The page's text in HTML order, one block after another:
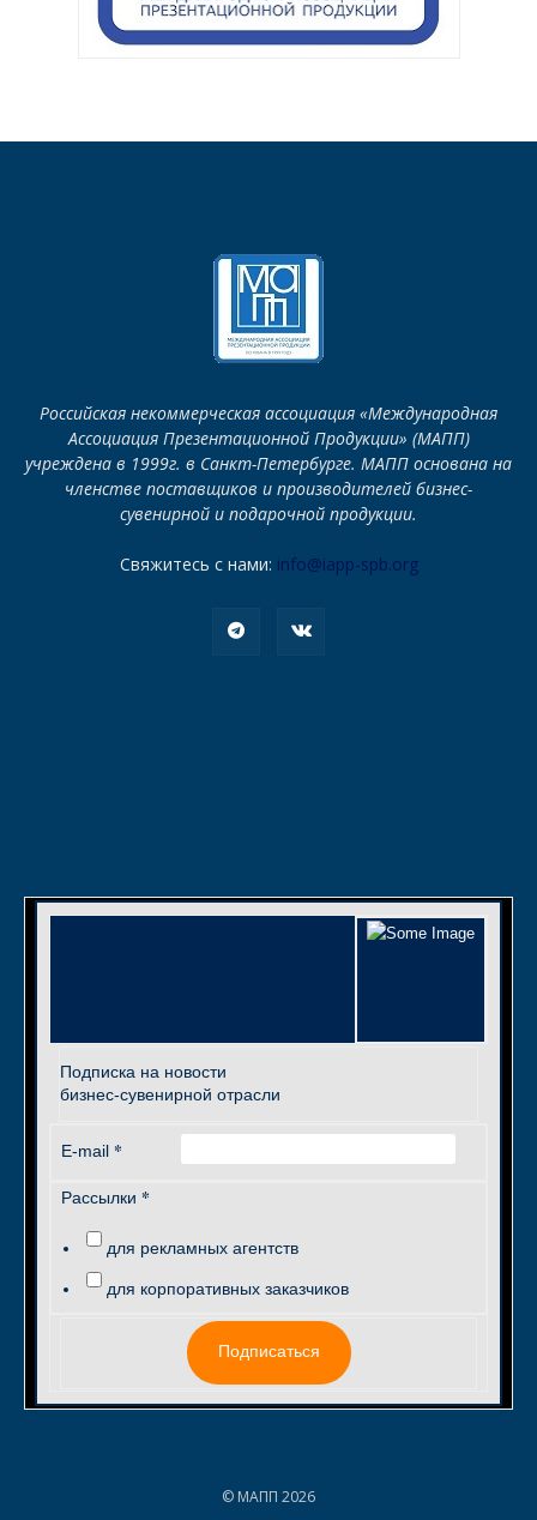
Российская некоммерческая ассоциация «Международная
Ассоциация Презентационной Продукции» (МАПП)
учреждена в 1999г. в Санкт-Петербурге. МАПП основана на
членстве поставщиков и производителей бизнес-
сувенирной и подарочной продукции.
Свяжитесь с нами: info@iapp-spb.org
Подписка на новости
бизнес-сувенирной отрасли
E-mail *
Рассылки *
для рекламных агентств
для корпоративных заказчиков
Подписаться
© МАПП 2026